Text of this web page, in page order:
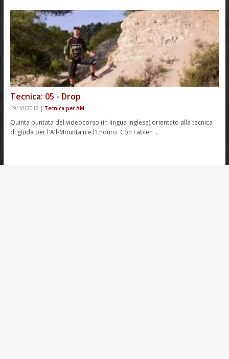
Tecnica: 05 - Drop
19/10/2012 | Tecnica per AM
Quinta puntata del videocorso (in lingua inglese) orientato alla tecnica
di guida per l'All-Mountain e l'Enduro. Con Fabien …